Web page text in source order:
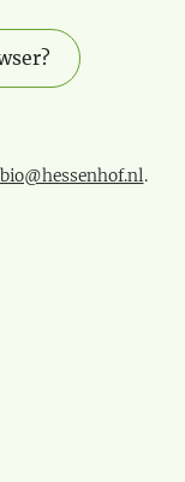
bio@hessenhof.nl.